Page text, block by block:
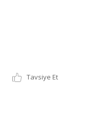
Tavsiye Et